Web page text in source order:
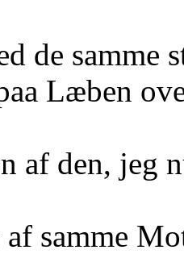
de samme
Læben
af den, jeg
af samme